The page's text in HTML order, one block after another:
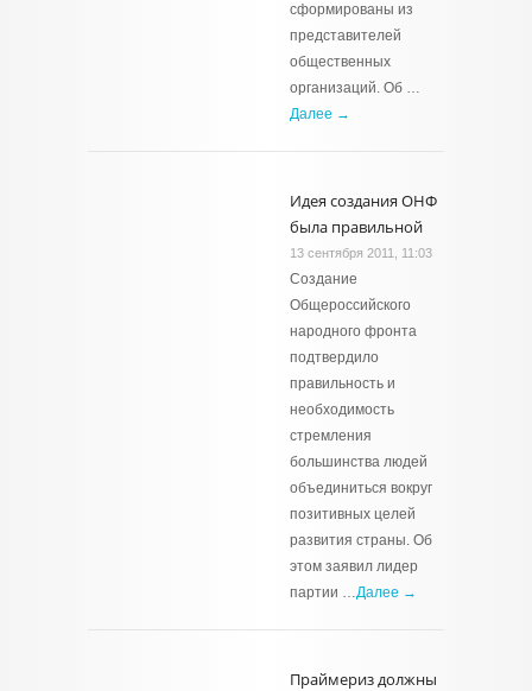
сформированы из
представителей
общественных
организаций. Об …
Далее →
Идея создания ОНФ
была правильной
13 сентября 2011, 11:03
Создание
Общероссийского
народного фронта
подтвердило
правильность и
необходимость
стремления
большинства людей
объединиться вокруг
позитивных целей
развития страны. Об
этом заявил лидер
партии …Далее →
Праймериз должны